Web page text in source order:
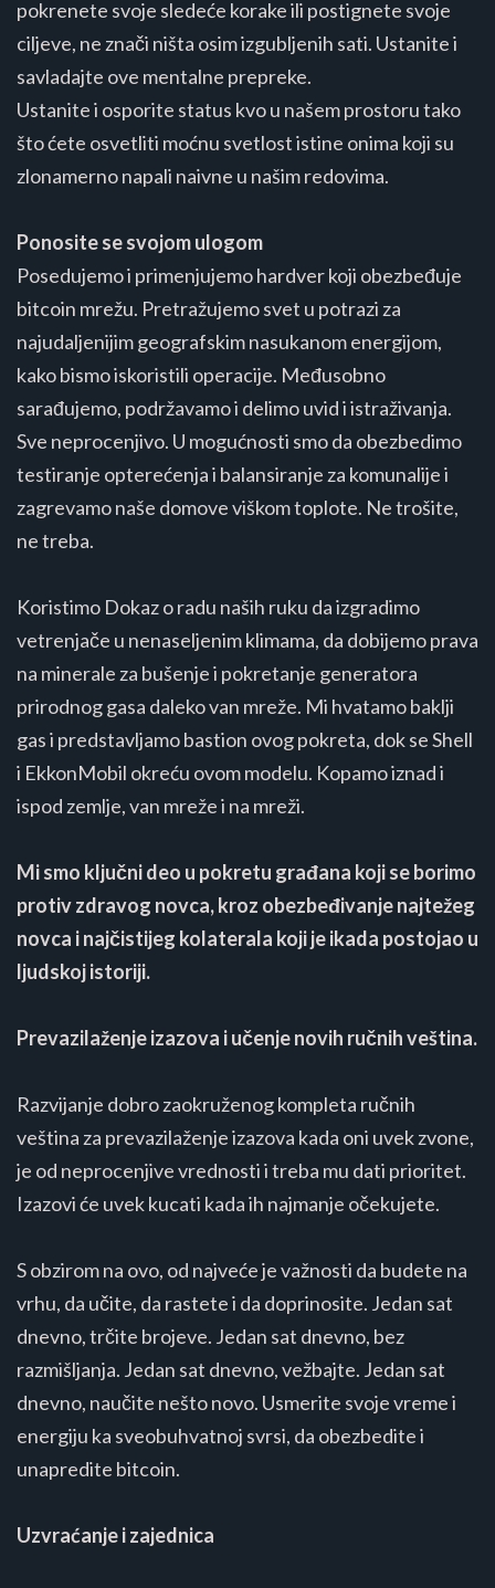
pokrenete svoje sledeće korake ili postignete svoje
ciljeve, ne znači ništa osim izgubljenih sati. Ustanite i
savladajte ove mentalne prepreke.
Ustanite i osporite status kvo u našem prostoru tako
što ćete osvetliti moćnu svetlost istine onima koji su
zlonamerno napali naivne u našim redovima.
Ponosite se svojom ulogom
Posedujemo i primenjujemo hardver koji obezbeđuje
bitcoin mrežu. Pretražujemo svet u potrazi za
najudaljenijim geografskim nasukanom energijom,
kako bismo iskoristili operacije. Međusobno
sarađujemo, podržavamo i delimo uvid i istraživanja.
Sve neprocenjivo. U mogućnosti smo da obezbedimo
testiranje opterećenja i balansiranje za komunalije i
zagrevamo naše domove viškom toplote. Ne trošite,
ne treba.
Koristimo Dokaz o radu naših ruku da izgradimo
vetrenjače u nenaseljenim klimama, da dobijemo prava
na minerale za bušenje i pokretanje generatora
prirodnog gasa daleko van mreže. Mi hvatamo baklji
gas i predstavljamo bastion ovog pokreta, dok se Shell
i EkkonMobil okreću ovom modelu. Kopamo iznad i
ispod zemlje, van mreže i na mreži.
Mi smo ključni deo u pokretu građana koji se borimo
protiv zdravog novca, kroz obezbeđivanje najtežeg
novca i najčistijeg kolaterala koji je ikada postojao u
ljudskoj istoriji.
Prevazilaženje izazova i učenje novih ručnih veština.
Razvijanje dobro zaokruženog kompleta ručnih
veština za prevazilaženje izazova kada oni uvek zvone,
je od neprocenjive vrednosti i treba mu dati prioritet.
Izazovi će uvek kucati kada ih najmanje očekujete.
S obzirom na ovo, od najveće je važnosti da budete na
vrhu, da učite, da rastete i da doprinosite. Jedan sat
dnevno, trčite brojeve. Jedan sat dnevno, bez
razmišljanja. Jedan sat dnevno, vežbajte. Jedan sat
dnevno, naučite nešto novo. Usmerite svoje vreme i
energiju ka sveobuhvatnoj svrsi, da obezbedite i
unapredite bitcoin.
Uzvraćanje i zajednica